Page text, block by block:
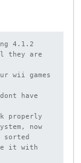
4.1.2
they are
wii games
have
properly
now
sorted
it with